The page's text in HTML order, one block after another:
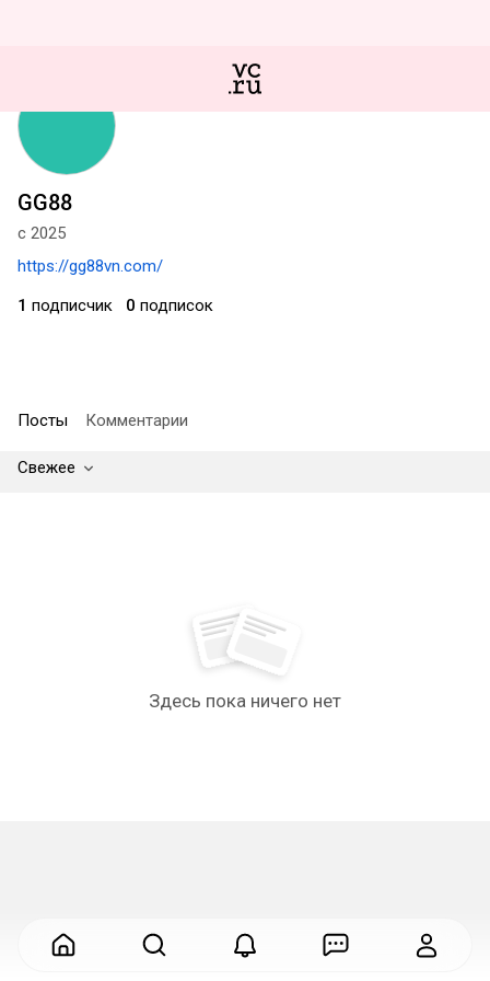
GG88
с 2025
https://gg88vn.com/
1 подписчик 0 подписок
Посты Комментарии
Свежее
Здесь пока ничего нет